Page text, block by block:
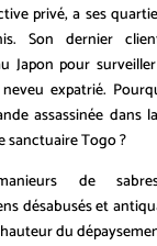
privé, a ses
Son dernier
Japon pour
expatrié.
assassinée dans
sanctuaire Togo ?
de
désabusés et
du